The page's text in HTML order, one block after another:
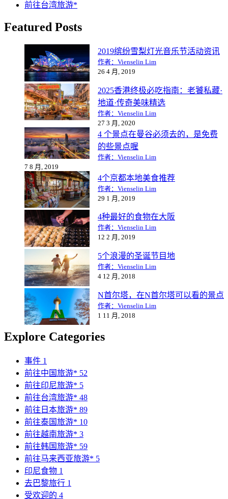
前往台湾旅游*
Featured Posts
2019缤纷雪梨灯光音乐节活动资讯
作者：Vienselin Lim
26 4 月, 2019
2025香港终极必吃指南：老饕私藏·
地道·传奇美味精选
作者：Vienselin Lim
27 3 月, 2020
4 个景点在曼谷必须去的，是免费
的些景点喔
作者：Vienselin Lim
7 8 月, 2019
4个京都本地美食推荐
作者：Vienselin Lim
29 1 月, 2019
4种最好的食物在大阪
作者：Vienselin Lim
12 2 月, 2019
5个浪漫的圣诞节目地
作者：Vienselin Lim
4 12 月, 2018
N首尔塔，在N首尔塔可以看的景点
作者：Vienselin Lim
1 11 月, 2018
Explore Categories
事件 1
前往中国旅游* 52
前往印尼旅游* 5
前往台湾旅游* 48
前往日本旅游* 89
前往泰国旅游* 10
前往越南旅游* 3
前往韩国旅游* 59
前往马来西亚旅游* 5
印尼食物 1
去巴黎旅行 1
受欢迎的 4